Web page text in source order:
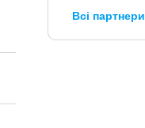
Всі партнери